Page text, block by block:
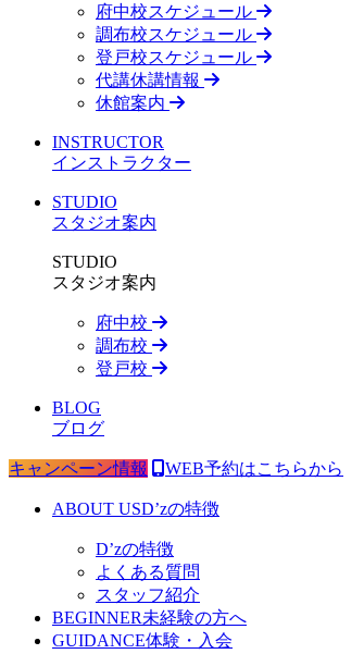
府中校スケジュール
調布校スケジュール
登戸校スケジュール
代講休講情報
休館案内
INSTRUCTOR
インストラクター
STUDIO
スタジオ案内
STUDIO
スタジオ案内
府中校
調布校
登戸校
BLOG
ブログ
キャンペーン情報 WEB予約はこちらから
ABOUT USD’zの特徴
D’zの特徴
よくある質問
スタッフ紹介
BEGINNER未経験の方へ
GUIDANCE体験・入会